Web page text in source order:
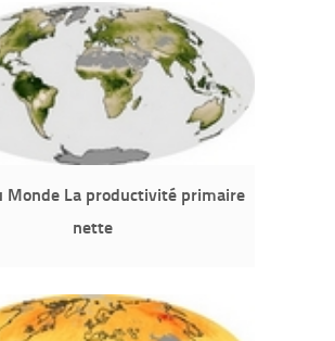
Monde La productivité primaire
nette